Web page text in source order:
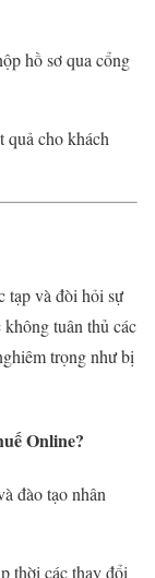
hồ sơ qua cổng
quả cho khách
tạp và đòi hỏi sự
tuân thủ các
trọng như bị
Online?
đào tạo nhân
thời các thay đổi